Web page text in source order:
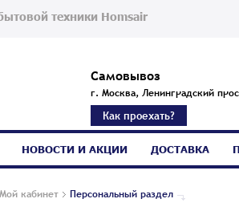
техники Homsair
Самовывоз
г. Москва, Ленинградский
Как проехать?
Мой кабинет Персональный раздел
НОВОСТИ И АКЦИИ ДОСТАВКА